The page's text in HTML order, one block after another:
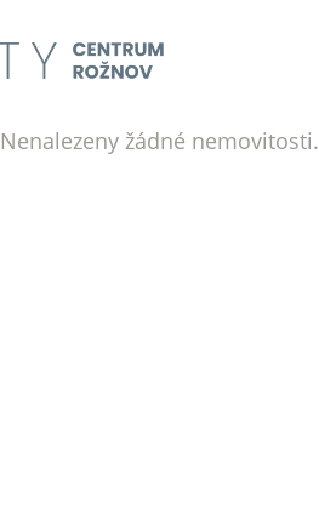
Nenalezeny žádné nemovitosti.